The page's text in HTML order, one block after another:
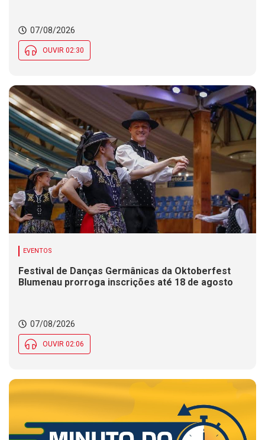
07/08/2026
OUVIR 02:30
EVENTOS
Festival de Danças Germânicas da Oktoberfest
Blumenau prorroga inscrições até 18 de agosto
07/08/2026
OUVIR 02:06